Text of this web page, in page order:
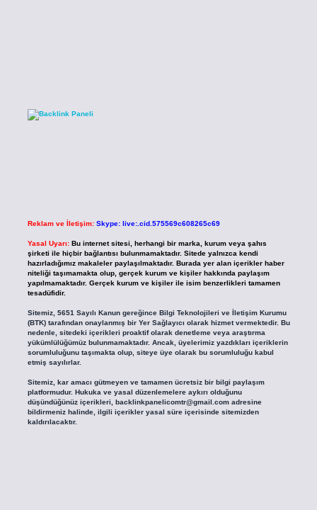
Reklam ve İletişim: Skype: live:.cid.575569c608265c69
Yasal Uyarı: Bu internet sitesi, herhangi bir marka, kurum veya şahıs
şirketi ile hiçbir bağlantısı bulunmamaktadır. Sitede yalnızca kendi
hazırladığımız makaleler paylaşılmaktadır. Burada yer alan içerikler haber
niteliği taşımamakta olup, gerçek kurum ve kişiler hakkında paylaşım
yapılmamaktadır. Gerçek kurum ve kişiler ile isim benzerlikleri tamamen
tesadüfidir.
Sitemiz, 5651 Sayılı Kanun gereğince Bilgi Teknolojileri ve İletişim Kurumu
(BTK) tarafından onaylanmış bir Yer Sağlayıcı olarak hizmet vermektedir. Bu
nedenle, sitedeki içerikleri proaktif olarak denetleme veya araştırma
yükümlülüğümüz bulunmamaktadır. Ancak, üyelerimiz yazdıkları içeriklerin
sorumluluğunu taşımakta olup, siteye üye olarak bu sorumluluğu kabul
etmiş sayılırlar.
Sitemiz, kar amacı gütmeyen ve tamamen ücretsiz bir bilgi paylaşım
platformudur. Hukuka ve yasal düzenlemelere aykırı olduğunu
düşündüğünüz içerikleri, backlinkpanelicomtr@gmail.comadresine
bildirmeniz halinde, ilgili içerikler yasal süre içerisinde sitemizden
kaldırılacaktır.